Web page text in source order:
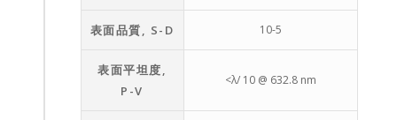
表面品質, S-D 10-5
表面平坦度,
P-V
<λ/ 10 @ 632.8 nm